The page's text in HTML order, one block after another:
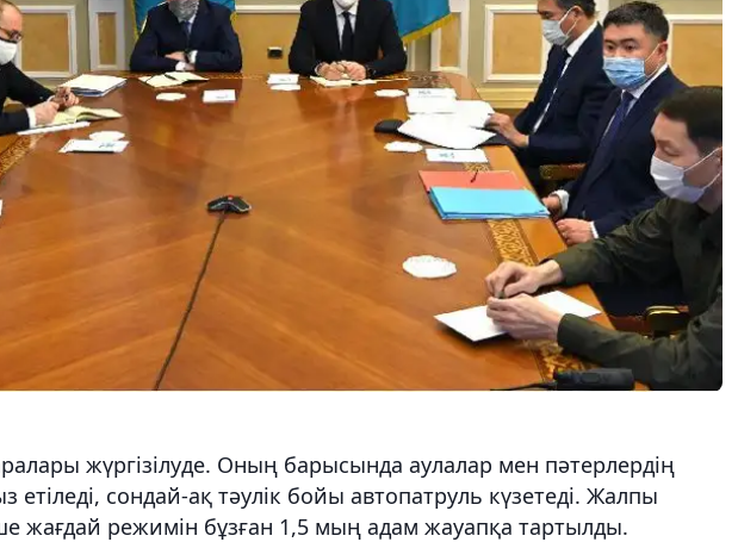
жүргізілуде. Оның барысында аулалар мен пәтерлердің
сондай-ақ тәулік бойы автопатруль күзетеді. Жалпы
жағдай режимін бұзған 1,5 мың адам жауапқа тартылды.